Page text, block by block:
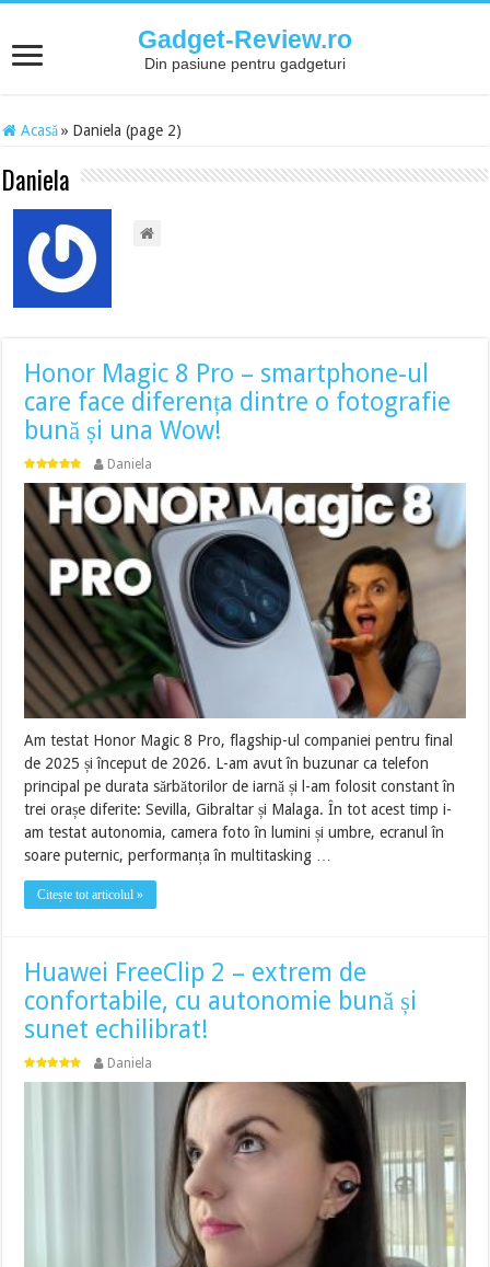
Gadget-Review.ro
Din pasiune pentru gadgeturi
Acasă » Daniela (page 2)
Daniela
Honor Magic 8 Pro – smartphone-ul
care face diferența dintre o fotografie
bună și una Wow!
Daniela
Am testat Honor Magic 8 Pro, flagship-ul companiei pentru final
de 2025 și început de 2026. L-am avut în buzunar ca telefon
principal pe durata sărbătorilor de iarnă și l-am folosit constant în
trei orașe diferite: Sevilla, Gibraltar și Malaga. În tot acest timp i-
am testat autonomia, camera foto în lumini și umbre, ecranul în
soare puternic, performanța în multitasking …
Citește tot articolul »
Huawei FreeClip 2 – extrem de
confortabile, cu autonomie bună și
sunet echilibrat!
Daniela